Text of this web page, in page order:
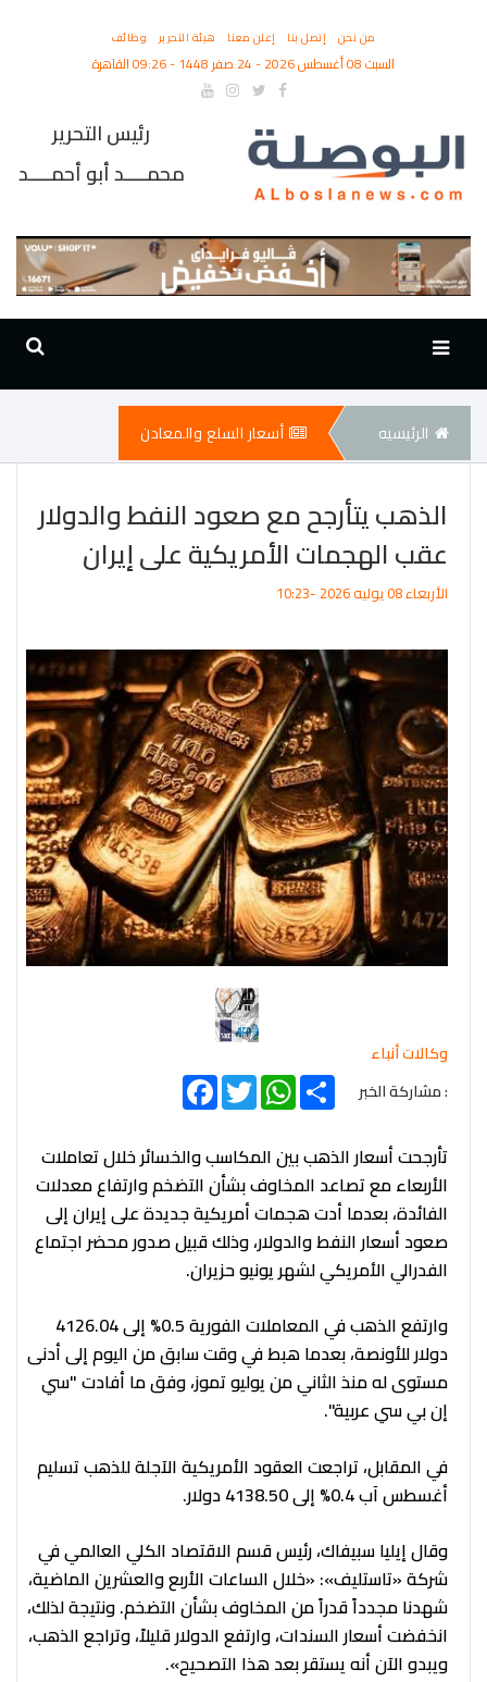
من نحن إتصل بنا إعلن معنا هيئة التحرير وظائف
السبت 08 أغسطس 2026 - 24 صفر 1448 - 09:26 القاهرة
رئيس التحرير
محمــــد أبو أحمــــد
الرئيسيه أسعار السلع والمعادن
الذهب يتأرجح مع صعود النفط والدولار
عقب الهجمات الأمريكية على إيران
الأربعاء 08 يوليه 2026 -10:23
وكالات أنباء
: مشاركة الخبر
FacebookTwitter
WhatsAppShare
تأرجحت أسعار الذهب بين المكاسب والخسائر خلال تعاملات
الأربعاء مع تصاعد المخاوف بشأن التضخم وارتفاع معدلات
الفائدة، بعدما أدت هجمات أمريكية جديدة على إيران إلى
صعود أسعار النفط والدولار، وذلك قبيل صدور محضر اجتماع
الفدرالي الأمريكي لشهر يونيو حزيران.
وارتفع الذهب في المعاملات الفورية 0.5% إلى 4126.04
دولار للأونصة، بعدما هبط في وقت سابق من اليوم إلى أدنى
مستوى له منذ الثاني من يوليو تموز، وفق ما أفادت "سي
إن بي سي عربية".
في المقابل، تراجعت العقود الأمريكية الآجلة للذهب تسليم
أغسطس آب 0.4% إلى 4138.50 دولار.
وقال إيليا سبيفاك، رئيس قسم الاقتصاد الكلي العالمي في
شركة «تاستليف»: «خلال الساعات الأربع والعشرين الماضية،
شهدنا مجدداً قدراً من المخاوف بشأن التضخم. ونتيجة لذلك،
انخفضت أسعار السندات، وارتفع الدولار قليلاً، وتراجع الذهب،
ويبدو الآن أنه يستقر بعد هذا التصحيح».